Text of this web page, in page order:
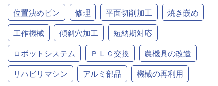
位置決めピン
修理 平面切削加工
焼き嵌め
工作機械
傾斜穴加工
短納期対応
ロボットシステム
ＰＬＣ交換
農機具の改造
リハビリマシン
アルミ部品
機械の再利用